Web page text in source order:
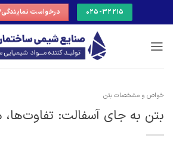
to
025-32215 درخواست
خواص و مشخصات بتن
بتن به جای آسفالت: تفاوت‌ها،